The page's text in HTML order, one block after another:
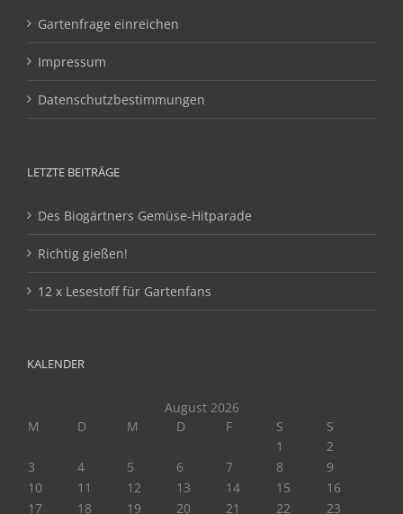
Gartenfrage einreichen
Impressum
Datenschutzbestimmungen
LETZTE BEITRÄGE
Des Biogärtners Gemüse-Hitparade
Richtig gießen!
12 x Lesestoff für Gartenfans
KALENDER
August 2026
M
D M D F S
S
1
2
3
4 5 6 7 8
9
10
11 12 13 14 15
16
17
18 19 20 21 22 23